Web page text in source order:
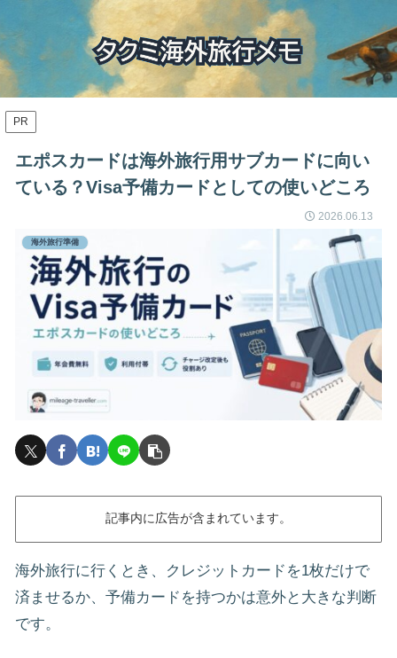
PR
エポスカードは海外旅行用サブカードに向い
ている？Visa予備カードとしての使いどころ
2026.06.13
海外旅行準備
記事内に広告が含まれています。
海外旅行に行くとき、クレジットカードを1枚だけで
済ませるか、予備カードを持つかは意外と大きな判断
です。